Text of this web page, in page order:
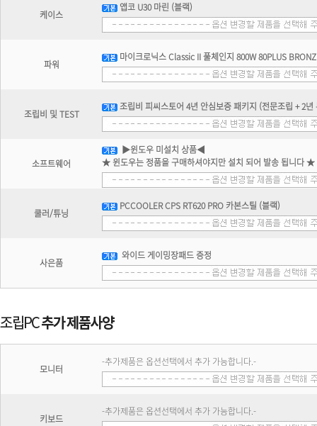
케이스
앱코 U30 마린 (블랙)
파워
마이크로닉스 Classic II 풀체인지 800W 80PLUS
조립비 및 TEST
조립비 피씨스토어 4년 안심보증 패키지 (전문조립 + 2
소프트웨어
▶윈도우 미설치 상품◀
★ 윈도우는 정품을 구매하셔야지만 설치 되어 발송 됩니다 ★
쿨러/튜닝
PCCOOLER CPS RT620 PRO 카본스틸 (블랙)
사은품
와이드 게이밍장패드 증정
모니터
-추가제품은 옵션선택에서 추가 가능합니다.-
키보드
-추가제품은 옵션선택에서 추가 가능합니다.-